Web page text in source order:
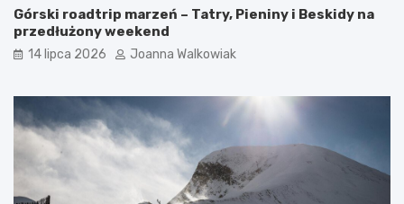
Górski roadtrip marzeń – Tatry, Pieniny i Beskidy na
przedłużony weekend
14 lipca 2026 Joanna Walkowiak